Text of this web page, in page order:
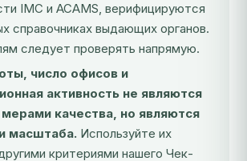
IMC и ACAMS, верифицируются
справочниках выдающих органов.
следует проверять напрямую.
число офисов и
активность не являются
качества, но являются
масштаба. Используйте их
критериями нашего Чек-